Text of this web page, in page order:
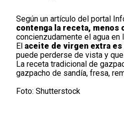
Según un artículo del portal
contenga la receta, menos
concienzudamente el agua en
El aceite de virgen extra es
puede perderse de vista y
La receta tradicional de
gazpacho de sandía, fresa,
Foto: Shutterstock